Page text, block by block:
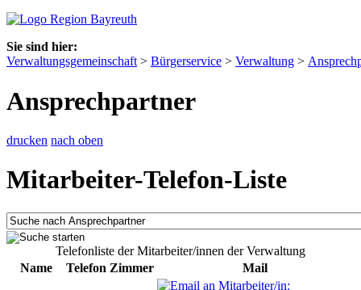
Sie sind hier:
Verwaltungsgemeinschaft > Bürgerservice > Verwaltung >
Ansprechpartner
drucken nach oben
Mitarbeiter-Telefon-Liste
Telefonliste der Mitarbeiter/innen der Verwaltung
Name
Telefon Zimmer Mail